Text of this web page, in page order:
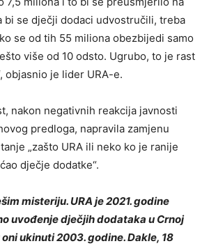
bi se dječji dodaci udvostručili, treba
se od tih 55 miliona obezbijedi samo
više od 10 odsto. Ugrubo, to je rast
objasnio je lider URA-e.
nakon negativnih reakcija javnosti
predloga, napravila zamjenu
„zašto URA ili neko ko je ranije
dječje dodatke“.
misteriju. URA je 2021. godine
uvođenje dječjih dodataka u Crnoj
ukinuti 2003. godine. Dakle, 18